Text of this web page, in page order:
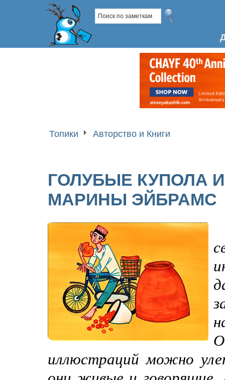
Топики Авторство и Книги
ГОЛУБЫЕ КУПОЛА
МАРИНЫ ЭЙБРАМС
иллюстраций можно